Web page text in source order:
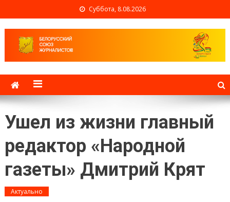
Суббота, 8.08.2026
Белорусский союз
журналистов
Ушел из жизни главный
редактор «Народной
газеты» Дмитрий Крят
Актуально